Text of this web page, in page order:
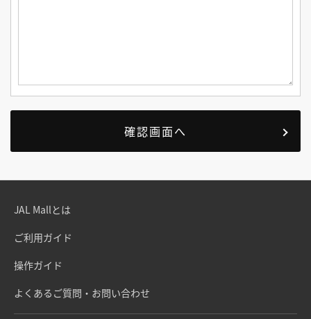
JAL Mallとは
ご利用ガイド
操作ガイド
よくあるご質問・お問い合わせ